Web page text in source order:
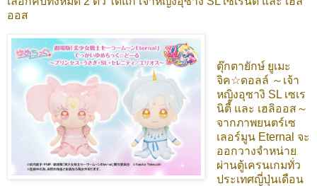
ออส
ตุ๊กตายักษ์ ยูเมะ
จิค☆ดอลล์ ～เจ้า
หญิงอุซางิ SL เซเร
นิตี้ และ เฮลิออส～
จากภาพยนตร์เซ
เลอร์มูน Eternal จะ
ออกวางจำหน่าย
ผ่านตู้เครนเกมทั่ว
ประเทศญี่ปุ่นเดือน